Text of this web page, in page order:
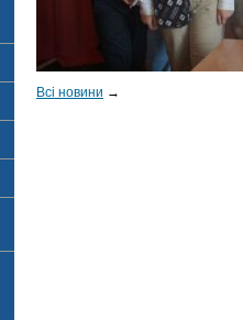
Всі новини →